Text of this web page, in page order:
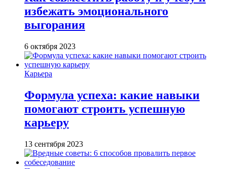
избежать эмоционального
выгорания
6 октября 2023
Карьера
Формула успеха: какие навыки
помогают строить успешную
карьеру
13 сентября 2023